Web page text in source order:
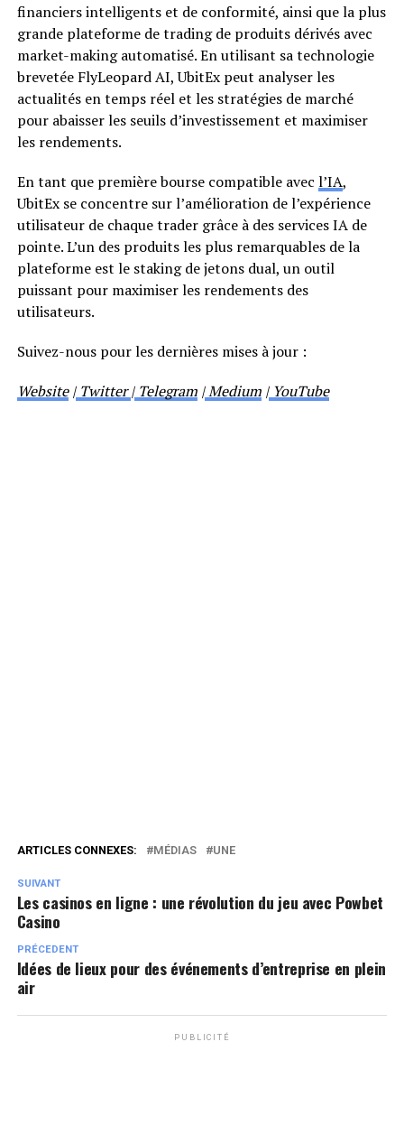
financiers intelligents et de conformité, ainsi que la plus
grande plateforme de trading de produits dérivés avec
market-making automatisé. En utilisant sa technologie
brevetée FlyLeopard AI, UbitEx peut analyser les
actualités en temps réel et les stratégies de marché
pour abaisser les seuils d’investissement et maximiser
les rendements.
En tant que première bourse compatible avec l’IA,
UbitEx se concentre sur l’amélioration de l’expérience
utilisateur de chaque trader grâce à des services IA de
pointe. L’un des produits les plus remarquables de la
plateforme est le staking de jetons dual, un outil
puissant pour maximiser les rendements des
utilisateurs.
Suivez-nous pour les dernières mises à jour :
Website | Twitter| Telegram|Medium| YouTube
ARTICLES CONNEXES: MÉDIAS UNE
SUIVANT
Les casinos en ligne : une révolution du jeu avec Powbet
Casino
PRÉCEDENT
Idées de lieux pour des événements d’entreprise en plein
air
PUBLICITÉ